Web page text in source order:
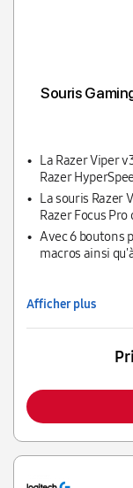
Souris
La Razer Viper
Razer
autre
La souris Razer
Razer Focus
optiques Razer
précis.
Avec 6 boutons
macros ainsi
Afficher plus